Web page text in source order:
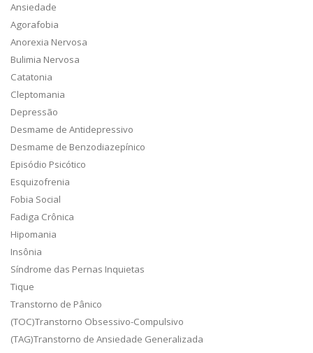
Ansiedade
Agorafobia
Anorexia Nervosa
Bulimia Nervosa
Catatonia
Cleptomania
Depressão
Desmame de Antidepressivo
Desmame de Benzodiazepínico
Episódio Psicótico
Esquizofrenia
Fobia Social
Fadiga Crônica
Hipomania
Insônia
Síndrome das Pernas Inquietas
Tique
Transtorno de Pânico
(TOC)Transtorno Obsessivo-Compulsivo
(TAG)Transtorno de Ansiedade Generalizada